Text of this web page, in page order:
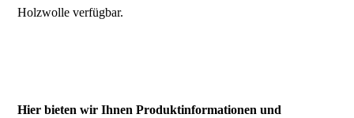
Holzwolle verfügbar.
Hier bieten wir Ihnen Produktinformationen und